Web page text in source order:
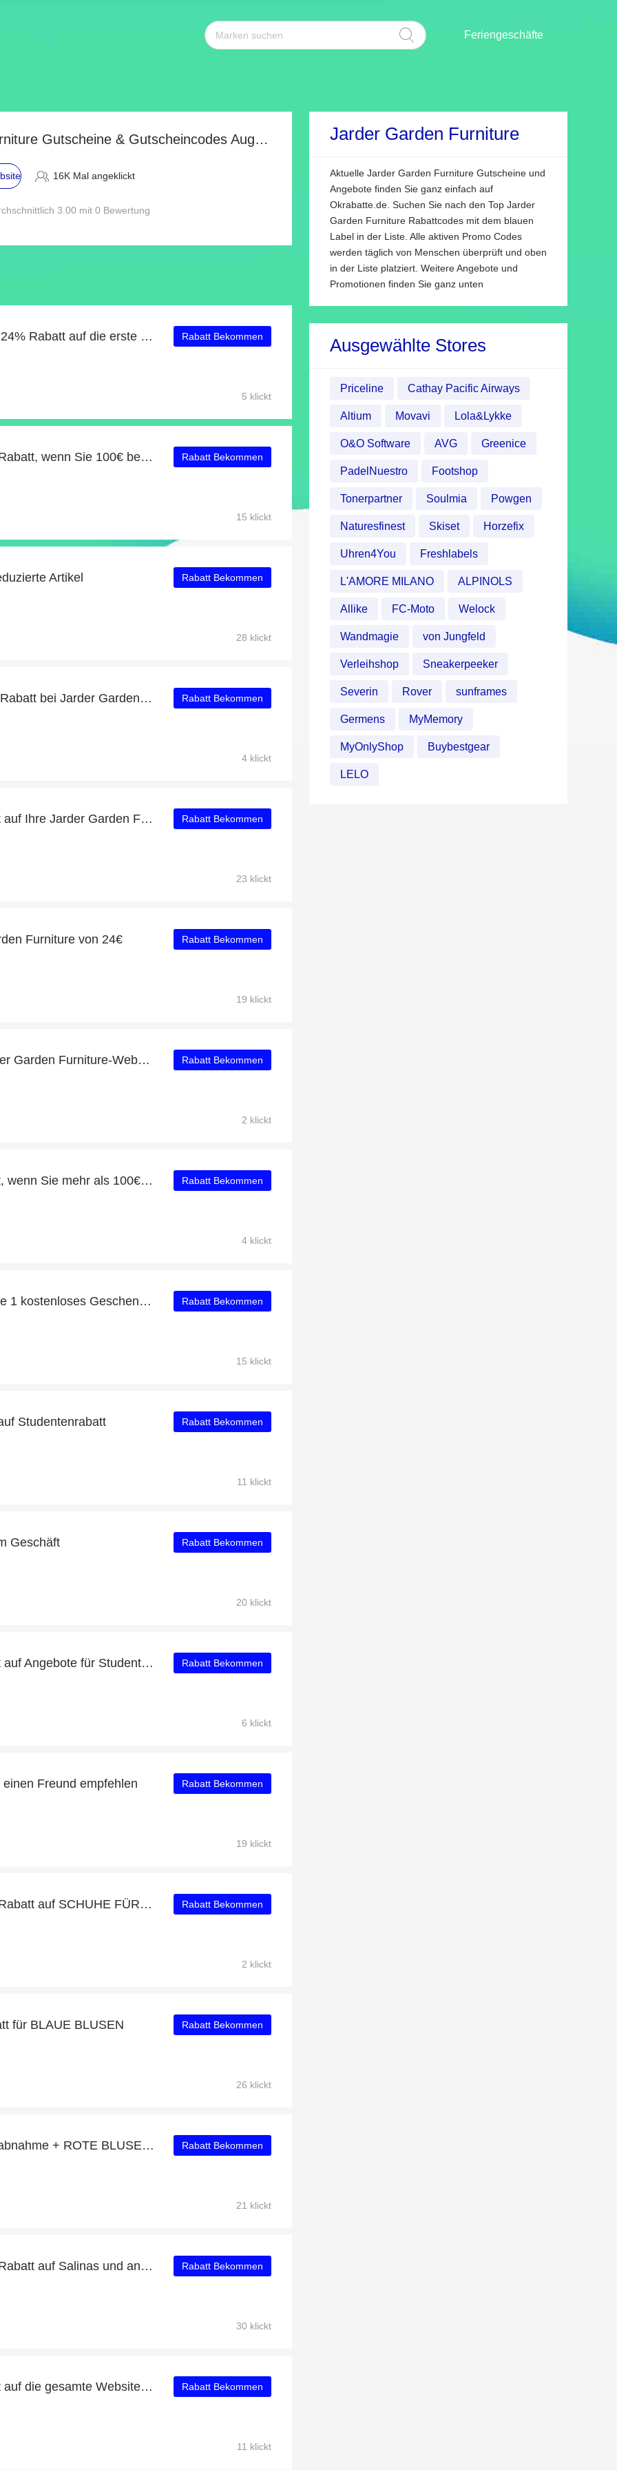
Feriengeschäfte
Jarder Garden Furniture Gutscheine & Gutscheincodes Aug 2026
16K Mal angeklickt
3.00 mit 0 Bewertung
Erhalten Sie zusätzliche 24% Rabatt auf die erste Bestellung Rabatt Bekommen
5 klickt
Erhalten Sie einen 24% Rabatt, wenn Sie 100€ bei Jarder Garden Furniture ausgeben Rabatt Bekommen
15 klickt
Artikel Rabatt Bekommen
28 klickt
Erhalten Sie 10% - 29% Rabatt bei Jarder Garden Furniture Rabatt Bekommen
4 klickt
Erhalten Sie 24% Rabatt auf Ihre Jarder Garden Furniture-Einkäufe Rabatt Bekommen
23 klickt
Furniture von 24€ Rabatt Bekommen
19 klickt
80% Rabatt auf der Jarder Garden Furniture-Website Rabatt Bekommen
2 klickt
Erhalten Sie 10% Rabatt, wenn Sie mehr als 100€ ausgeben Rabatt Bekommen
4 klickt
Kaufen Sie 1 Erhalten Sie 1 kostenloses Geschenk auf ausgewählte Artikel Rabatt Bekommen
15 klickt
Studentenrabatt Rabatt Bekommen
11 klickt
Geschäft Rabatt Bekommen
20 klickt
Erhalten Sie 24% Rabatt auf Angebote für Studenten Rabatt Bekommen
6 klickt
Freund empfehlen Rabatt Bekommen
19 klickt
Profitieren Sie von 21% Rabatt auf SCHUHE FÜR FRAUEN plus 21% Rabatt Rabatt Bekommen
2 klickt
für BLAUE BLUSEN Rabatt Bekommen
26 klickt
20% Rabatt auf Mindestabnahme + ROTE BLUSEN mit 30% Rabatt Rabatt Bekommen
21 klickt
Profitieren Sie von 10% Rabatt auf Salinas und andere 87-Angebote Rabatt Bekommen
30 klickt
Erhalten Sie 24% Rabatt auf die gesamte Website | 10% Rabatt auf Weiße Füßlinge für Damen im 2er Pack Rabatt Bekommen
11 klickt
Jarder Garden Furniture
Aktuelle Jarder Garden Furniture Gutscheine und
Angebote finden Sie ganz einfach auf
Okrabatte.de. Suchen Sie nach den Top Jarder
Garden Furniture Rabattcodes mit dem blauen
Label in der Liste. Alle aktiven Promo Codes
werden täglich von Menschen überprüft und oben
in der Liste platziert. Weitere Angebote und
Promotionen finden Sie ganz unten
Ausgewählte Stores
Priceline Cathay Pacific Airways
Altium Movavi Lola&Lykke
O&O Software AVG Greenice
PadelNuestro Footshop
Tonerpartner Soulmia Powgen
Naturesfinest Skiset Horzefix
Uhren4You Freshlabels
L'AMORE MILANO ALPINOLS
Allike FC-Moto Welock
Wandmagie von Jungfeld
Verleihshop Sneakerpeeker
Severin Rover sunframes
Germens MyMemory
MyOnlyShop Buybestgear
LELO